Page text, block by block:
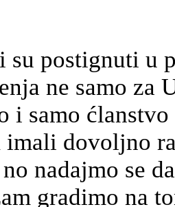
su postignuti u
ne samo za
i samo
dovoljno
nadajmo se
gradimo na